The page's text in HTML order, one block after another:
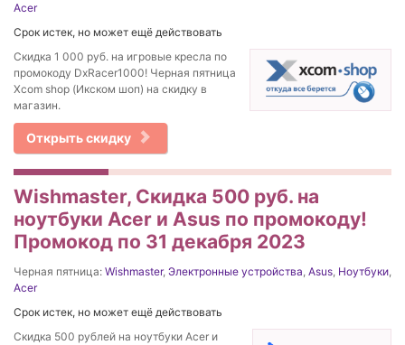
Acer
Срок истек, но может ещё действовать
Скидка 1 000 руб. на игровые кресла по
промокоду DxRacer1000! Черная пятница
Xcom shop (Икском шоп) на скидку в
магазин.
Открыть скидку
Wishmaster, Скидка 500 руб. на
ноутбуки Acer и Asus по промокоду!
Промокод по 31 декабря 2023
Черная пятница: Wishmaster, Электронные устройства, Asus, Ноутбуки,
Acer
Срок истек, но может ещё действовать
Скидка 500 рублей на ноутбуки Acer и